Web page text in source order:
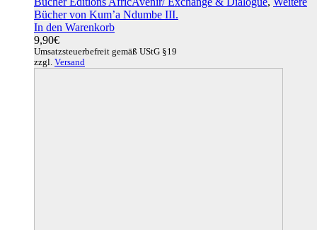
Bücher von Kum’a Ndumbe III.
In den Warenkorb
9,90€
Umsatzsteuerbefreit gemäß UStG §19
zzgl. Versand